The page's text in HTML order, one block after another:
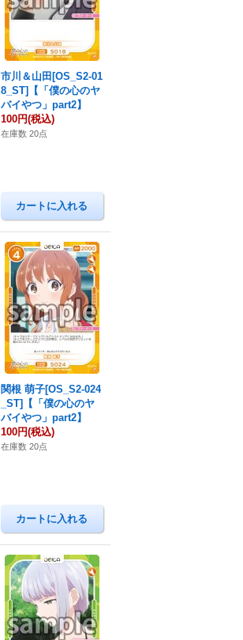
市川＆山田[OS_S2-01
8_ST]【「僕の心のヤ
バイやつ」part2】
100円(税込)
在庫数 20点
関根 萌子[OS_S2-024
_ST]【「僕の心のヤ
バイやつ」part2】
100円(税込)
在庫数 20点